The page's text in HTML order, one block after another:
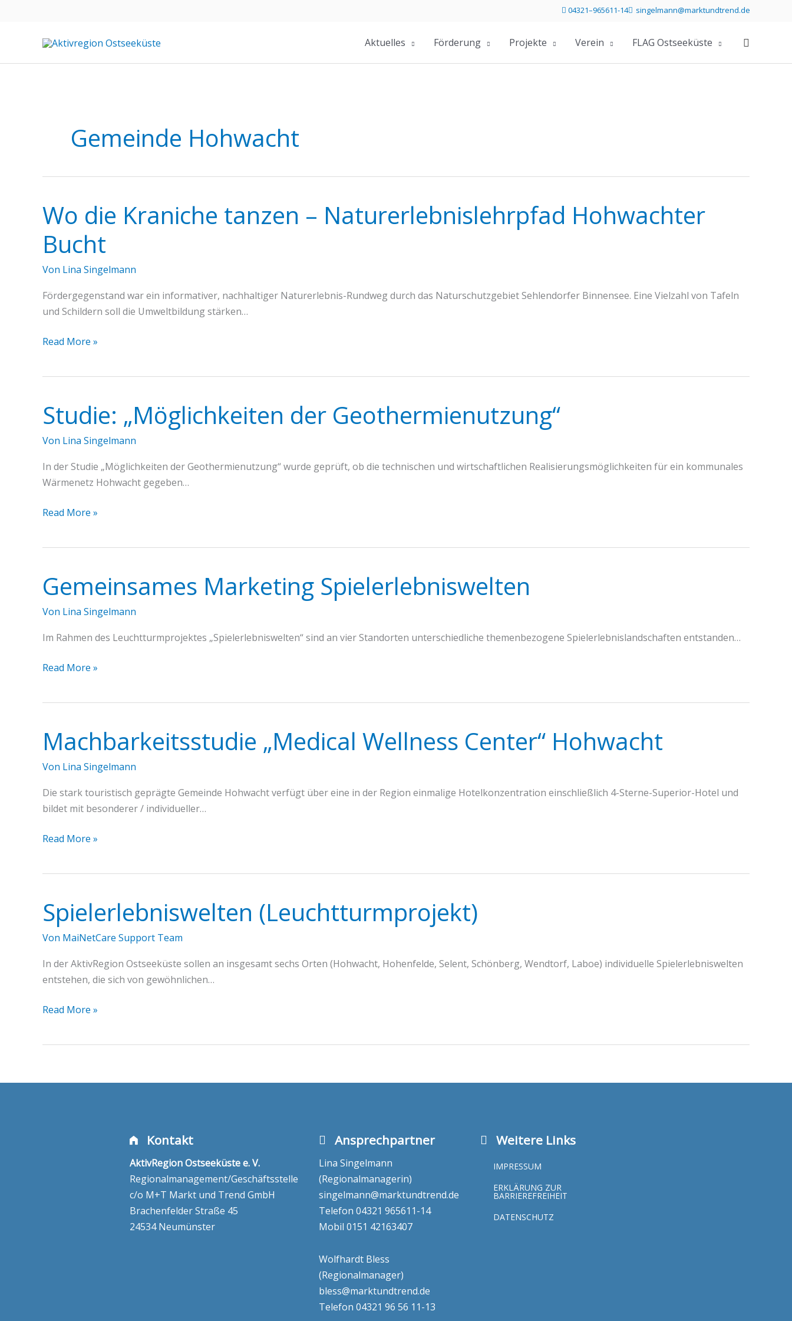
Telefonummer 04321 96561114 direkt anrufen
04321–965611-14Mailprogramm öffnen und Mail an
singelmann@marktundtrend.de
Aktuelles Förderung Projekte Verein FLAG Ostseeküste
Gemeinde Hohwacht
Wo die Kraniche tanzen – Naturerlebnislehrpfad Hohwachter
Bucht
Von Lina Singelmann
Fördergegenstand war ein informativer, nachhaltiger Naturerlebnis-Rundweg durch das Naturschutzgebiet Sehlendorfer Binnensee. Eine Vielzahl von Tafeln
und Schildern soll die Umweltbildung stärken…
Wo
–
Naturerlebnislehrpfad
Hohwachter
Read More »
Studie: „Möglichkeiten der Geothermienutzung“
Von Lina Singelmann
In der Studie „Möglichkeiten der Geothermienutzung“ wurde geprüft, ob die technischen und wirtschaftlichen Realisierungsmöglichkeiten für ein kommunales
Wärmenetz Hohwacht gegeben…
Studie:
Read More »
Gemeinsames Marketing Spielerlebniswelten
Von Lina Singelmann
Im Rahmen des Leuchtturmprojektes „Spielerlebniswelten“ sind an vier Standorten unterschiedliche themenbezogene Spielerlebnislandschaften entstanden…
Gemeinsames
Read More »
Machbarkeitsstudie „Medical Wellness Center“ Hohwacht
Von Lina Singelmann
Die stark touristisch geprägte Gemeinde Hohwacht verfügt über eine in der Region einmalige Hotelkonzentration einschließlich 4-Sterne-Superior-Hotel und
bildet mit besonderer / individueller…
Machbarkeitsstudie
Hohwacht
Read More »
Spielerlebniswelten (Leuchtturmprojekt)
Von MaiNetCare Support Team
In der AktivRegion Ostseeküste sollen an insgesamt sechs Orten (Hohwacht, Hohenfelde, Selent, Schönberg, Wendtorf, Laboe) individuelle Spielerlebniswelten
entstehen, die sich von gewöhnlichen…
Spielerlebniswelten
Read More »
Kontakt
AktivRegion Ostseeküste e. V.
Regionalmanagement/Geschäftsstelle
c/o M+T Markt und Trend GmbH
Brachenfelder Straße 45
24534 Neumünster
Ansprechpartner
Lina Singelmann
(Regionalmanagerin)
singelmann@marktundtrend.de
Telefon04321 965611-14
Mobil0151 42163407
Wolfhardt Bless
(Regionalmanager)
bless@marktundtrend.de
Telefon04321 96 56 11-13
Weitere Links
IMPRESSUM
ERKLÄRUNG ZUR
BARRIEREFREIHEIT
DATENSCHUTZ